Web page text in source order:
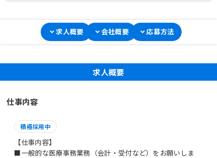
求人概要 会社概要 応募方法
求人概要
仕事内容
積極採用中
【仕事内容】
■一般的な医療事務業務（会計・受付など）をお願いしま